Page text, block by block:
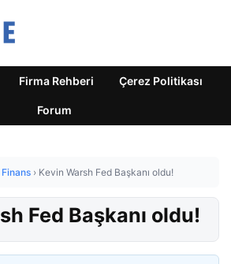
Firma Rehberi Çerez Politikası
Forum
Finans › Kevin Warsh Fed Başkanı oldu!
Fed Başkanı oldu!